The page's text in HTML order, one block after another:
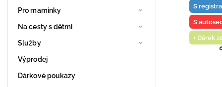
Pro maminky
Na cesty s dětmi
Služby
Výprodej
Dárkové poukazy
S
S
+ Dárek